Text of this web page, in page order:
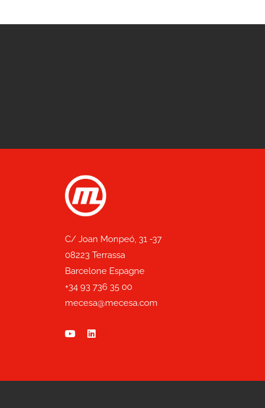
C/ Joan Monpeó, 31 -37
08223 Terrassa
Barcelone Espagne
+34 93 736 35 00
mecesa@mecesa.com